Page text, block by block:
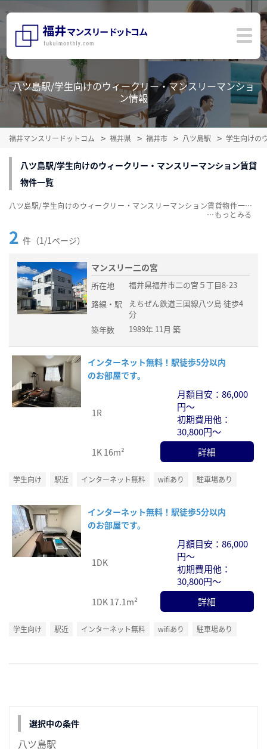
八ツ島駅/学生向けのウィークリー・マンスリーマンショ
ン情報
福井マンスリードットコム 福井県 福井市 八ツ島駅 学生向けの
八ツ島駅/学生向けのウィークリー・マンスリーマンション賃貸
物件一覧
2 件（1/1ページ）
マンスリー二の宮
所在地
福井県福井市二の宮５丁目8-23
路線・駅
えちぜん鉄道三国線八ツ島 徒歩4
分
築年数
1989年 11月 築
インターネット無料！駅徒歩5分以内
のお部屋です。
1R
月額目安：86,000
円～
初期費用他：
30,800円～
1K 16m² 詳細
学生向け 駅近 インターネット無料 wifiあり 駐車場あり
インターネット無料！駅徒歩5分以内
のお部屋です。
1DK
月額目安：86,000
円～
初期費用他：
30,800円～
1DK 17.1m² 詳細
学生向け 駅近 インターネット無料 wifiあり 駐車場あり
八ツ島駅/学生向けのウィークリー・マンスリーマンション賃貸物件一覧を掲載中。敷金・礼金無料、家具・家電付をご紹介。こだわり条件での絞込みも簡単！
…
選択中の条件
八ツ島駅